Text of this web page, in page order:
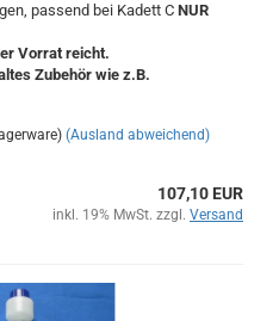
passend bei Kadett C NUR
Vorrat reicht.
Zubehör wie z.B.
(Ausland abweichend)
107,10 EUR
inkl. 19% MwSt. zzgl. Versand